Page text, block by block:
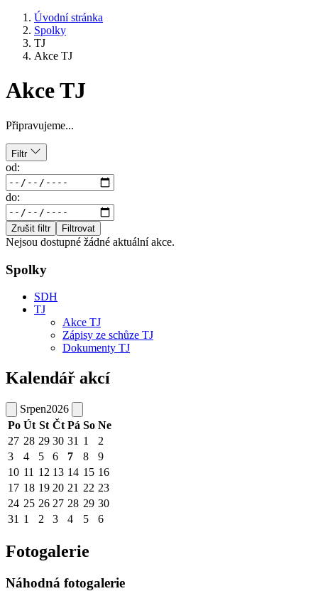
Úvodní stránka
Spolky
TJ
Akce TJ
Akce TJ
Připravujeme...
Filtr
od:
do:
Zrušit filtr Filtrovat
Nejsou dostupné žádné aktuální akce.
Spolky
SDH
TJ
Akce TJ
Zápisy ze schůze TJ
Dokumenty TJ
Kalendář akcí
Srpen2026
Po Út St Čt Pá So Ne
27 28 29 30 31 1
2
3
4 5 6 7 8
9
10 11 12 13 14 15 16
17 18 19 20 21 22 23
24 25 26 27 28 29 30
31 1 2 3 4 5 6
Fotogalerie
Náhodná fotogalerie